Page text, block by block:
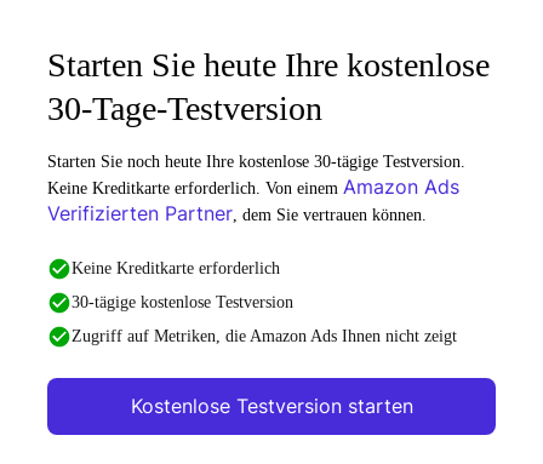
Starten Sie heute Ihre kostenlose
30-Tage-Testversion
Starten Sie noch heute Ihre kostenlose 30-tägige Testversion.
Keine Kreditkarte erforderlich. Von einem Amazon Ads
Verifizierten Partner, dem Sie vertrauen können.
Keine Kreditkarte erforderlich
30-tägige kostenlose Testversion
Zugriff auf Metriken, die Amazon Ads Ihnen nicht zeigt
Kostenlose Testversion starten